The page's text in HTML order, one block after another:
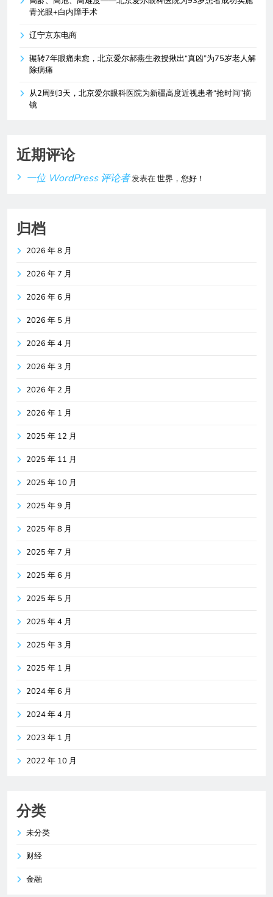
青光眼+白内障手术
辽宁京东电商
辗转7年眼痛未愈，北京爱尔郝燕生教授揪出“真凶”为75岁老人解
除病痛
从2周到3天，北京爱尔眼科医院为新疆高度近视患者“抢时间”摘
镜
近期评论
一位 WordPress 评论者发表在世界，您好！
归档
2026 年 8 月
2026 年 7 月
2026 年 6 月
2026 年 5 月
2026 年 4 月
2026 年 3 月
2026 年 2 月
2026 年 1 月
2025 年 12 月
2025 年 11 月
2025 年 10 月
2025 年 9 月
2025 年 8 月
2025 年 7 月
2025 年 6 月
2025 年 5 月
2025 年 4 月
2025 年 3 月
2025 年 1 月
2024 年 6 月
2024 年 4 月
2023 年 1 月
2022 年 10 月
分类
未分类
财经
金融